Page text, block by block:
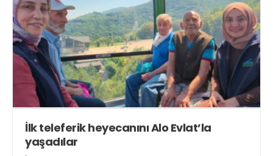
İlk teleferik heyecanını Alo Evlat’la
yaşadılar